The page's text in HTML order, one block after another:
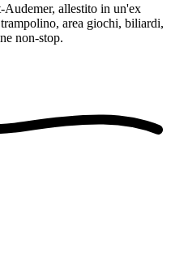
allestito in un'ex
area giochi, biliardi,
non-stop.